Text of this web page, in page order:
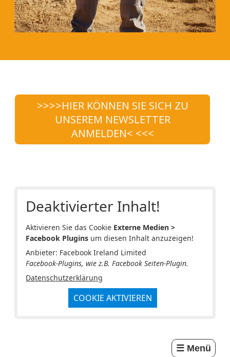
>>>>HIER KÖNNEN SIE SICH ZU
UNSEREM NEWSLETTER
ANMELDEN< <<<
Deaktivierter Inhalt!
Aktivieren Sie das Cookie Externe Medien >
Facebook Plugins um diesen Inhalt anzuzeigen!
Anbieter: Facebook Ireland Limited
Facebook-Plugins, wie z.B. Facebook Seiten-Plugin.
Datenschutzerklärung
COOKIE AKTIVIEREN
☰ Menü